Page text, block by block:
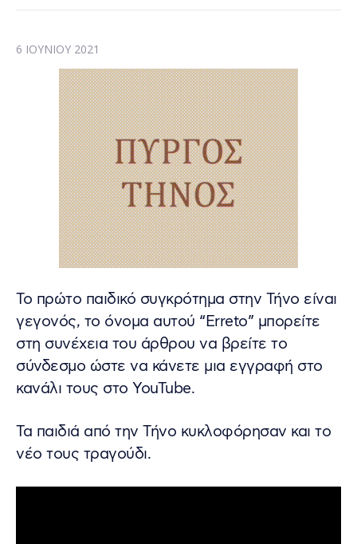
6 ΙΟΥΝΊΟΥ 2021
Το πρώτο παιδικό συγκρότημα στην Τήνο είναι
γεγονός, το όνομα αυτού “Erreto” μπορείτε
στη συνέχεια του άρθρου να βρείτε το
σύνδεσμο ώστε να κάνετε μια εγγραφή στο
κανάλι τους στο YouTube.
Τα παιδιά από την Τήνο κυκλοφόρησαν και το
νέο τους τραγούδι.